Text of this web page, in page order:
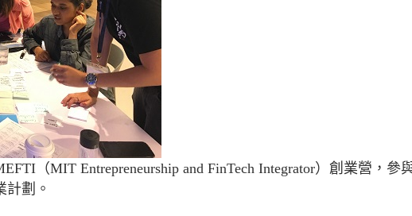
（MIT Entrepreneurship and FinTech Integrator）創業營，參
劃。